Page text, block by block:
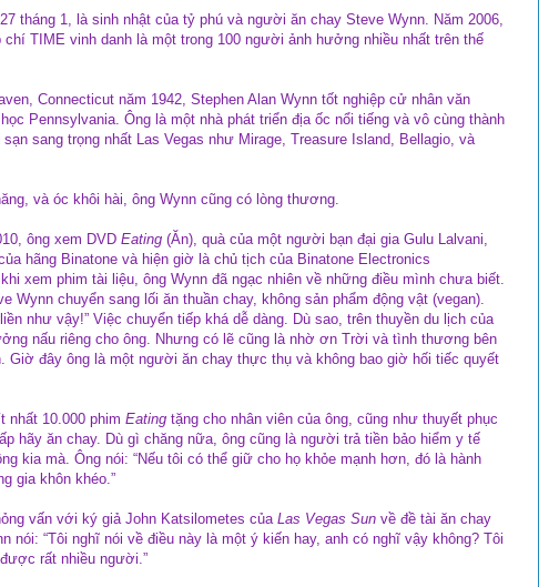
tháng 1, là sinh nhật của tỷ phú và người ăn chay Steve Wynn. Năm 2006,
TIME vinh danh là một trong 100 người ảnh hưởng nhiều nhất trên thế
Connecticut năm 1942, Stephen Alan Wynn tốt nghiệp cử nhân văn
Pennsylvania. Ông là một nhà phát triển địa ốc nổi tiếng và vô cùng thành
sang trọng nhất Las Vegas như Mirage, Treasure Island, Bellagio, và
và óc khôi hài, ông Wynn cũng có lòng thương.
ông xem DVD Eating (Ăn), quà của một người bạn đại gia Gulu Lalvani,
hãng Binatone và hiện giờ là chủ tịch của Binatone Electronics
xem phim tài liệu, ông Wynn đã ngạc nhiên về những điều mình chưa biết.
Wynn chuyển sang lối ăn thuần chay, không sản phẩm động vật (vegan).
như vậy!” Việc chuyển tiếp khá dễ dàng. Dù sao, trên thuyền du lịch của
nấu riêng cho ông. Nhưng có lẽ cũng là nhờ ơn Trời và tình thương bên
Giờ đây ông là một người ăn chay thực thụ và không bao giờ hối tiếc quyết
nhất 10.000 phim Eating tặng cho nhân viên của ông, cũng như thuyết phục
hãy ăn chay. Dù gì chăng nữa, ông cũng là người trả tiền bảo hiểm y tế
kia mà. Ông nói: “Nếu tôi có thể giữ cho họ khỏe mạnh hơn, đó là hành
gia khôn khéo.”
vấn với ký giả John Katsilometes của Las Vegas Sun về đề tài ăn chay
nói: “Tôi nghĩ nói về điều này là một ý kiến hay, anh có nghĩ vậy không? Tôi
rất nhiều người.”